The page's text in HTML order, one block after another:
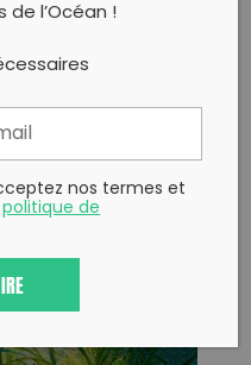
LECTURE
MÉDITERRANÉE
l’Océan !
nos termes et
politique de